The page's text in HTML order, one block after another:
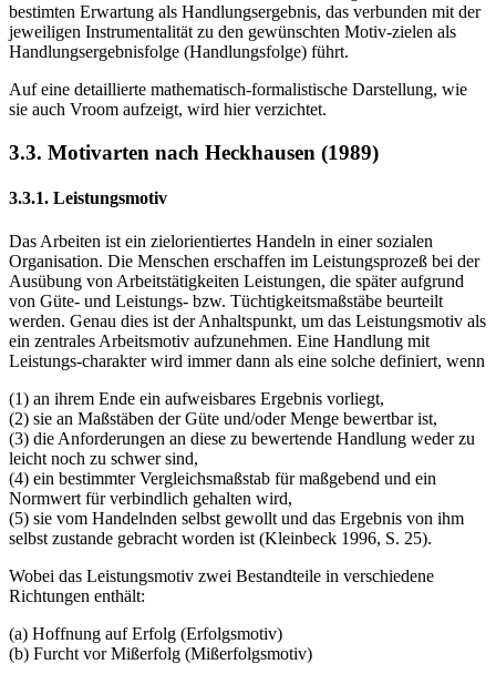
bestimten Erwartung als Handlungsergebnis, das verbunden mit der
jeweiligen Instrumentalität zu den gewünschten Motiv-zielen als
Handlungsergebnisfolge (Handlungsfolge) führt.
Auf eine detaillierte mathematisch-formalistische Darstellung, wie
sie auch Vroom aufzeigt, wird hier verzichtet.
3.3. Motivarten nach Heckhausen (1989)
3.3.1. Leistungsmotiv
Das Arbeiten ist ein zielorientiertes Handeln in einer sozialen
Organisation. Die Menschen erschaffen im Leistungsprozeß bei der
Ausübung von Arbeitstätigkeiten Leistungen, die später aufgrund
von Güte- und Leistungs- bzw. Tüchtigkeitsmaßstäbe beurteilt
werden. Genau dies ist der Anhaltspunkt, um das Leistungsmotiv als
ein zentrales Arbeitsmotiv aufzunehmen. Eine Handlung mit
Leistungs-charakter wird immer dann als eine solche definiert, wenn
(1) an ihrem Ende ein aufweisbares Ergebnis vorliegt,
(2) sie an Maßstäben der Güte und/oder Menge bewertbar ist,
(3) die Anforderungen an diese zu bewertende Handlung weder zu
leicht noch zu schwer sind,
(4) ein bestimmter Vergleichsmaßstab für maßgebend und ein
Normwert für verbindlich gehalten wird,
(5) sie vom Handelnden selbst gewollt und das Ergebnis von ihm
selbst zustande gebracht worden ist (Kleinbeck 1996, S. 25).
Wobei das Leistungsmotiv zwei Bestandteile in verschiedene
Richtungen enthält:
(a) Hoffnung auf Erfolg (Erfolgsmotiv)
(b) Furcht vor Mißerfolg (Mißerfolgsmotiv)